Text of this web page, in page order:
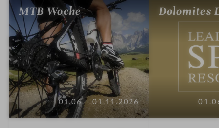
MTB Woche
01.06. - 01.11.2026
Dolomites